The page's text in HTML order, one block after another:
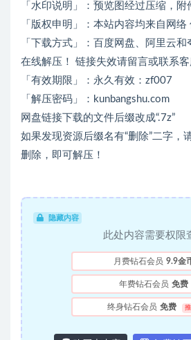
「水印说明」：预览图经过压缩，附
「版权申明」：本站内容均来自网络
「下载方式」：百度网盘、阿里云
在线解压！ 链接失效请留言或联系客
「有效期限」：永久有效：zf007
「解压密码」：kunbangshu.com
网盘链接下载的文件后缀改成“.7z”
如果发现资源后缀名有“删除”二字，
删除，即可解压！
隐藏内容
此处内容需要权限
月费钻石会员 9.9金
年费钻石会员 免费
终身钻石会员 免费